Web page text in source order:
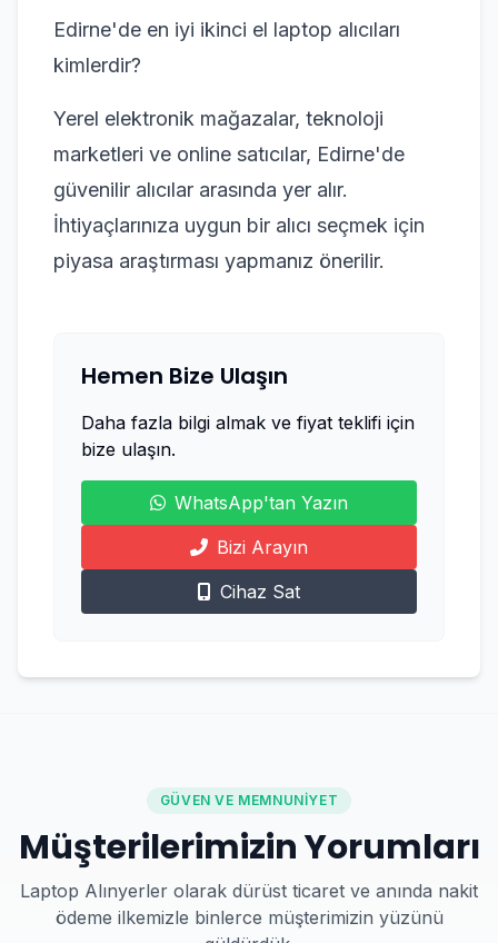
Edirne'de en iyi ikinci el laptop alıcıları
kimlerdir?
Yerel elektronik mağazalar, teknoloji
marketleri ve online satıcılar, Edirne'de
güvenilir alıcılar arasında yer alır.
İhtiyaçlarınıza uygun bir alıcı seçmek için
piyasa araştırması yapmanız önerilir.
Hemen Bize Ulaşın
Daha fazla bilgi almak ve fiyat teklifi için
bize ulaşın.
WhatsApp'tan Yazın
Bizi Arayın
Cihaz Sat
GÜVEN VE MEMNUNIYET
Müşterilerimizin Yorumları
Laptop Alınyerler olarak dürüst ticaret ve anında nakit
ödeme ilkemizle binlerce müşterimizin yüzünü